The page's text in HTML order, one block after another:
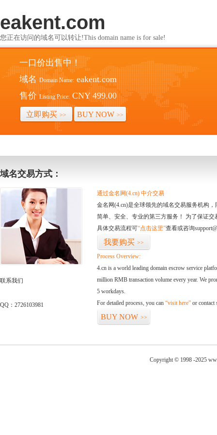
eakent.com
您正在访问的域名可以转让!This domain name is for sale!
一口价出售中！
域名 Domain Name: eakent.com
售价 Listing Price: CNY 499.00
立即购买 >> BUY NOW >>
域名交易方式：
联系我们
QQ：2726103981
通过金名网(4.cn) 中介交易
金名网(4.cn)是全球领先的域名交易服务机构
简单、安全、专业的第三方服务！ 为了保证
具体交易流程可“点击这里”查看或咨询
我要购买 >>
Process Overview:
4.cn is a world leading domain escrow service
million RMB transaction volume every year. We
5 workdays.
For detailed process, you can “visit here” or contact
BUY NOW >>
Copyright © 1998 -2025